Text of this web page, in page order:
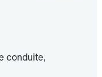
conduite,